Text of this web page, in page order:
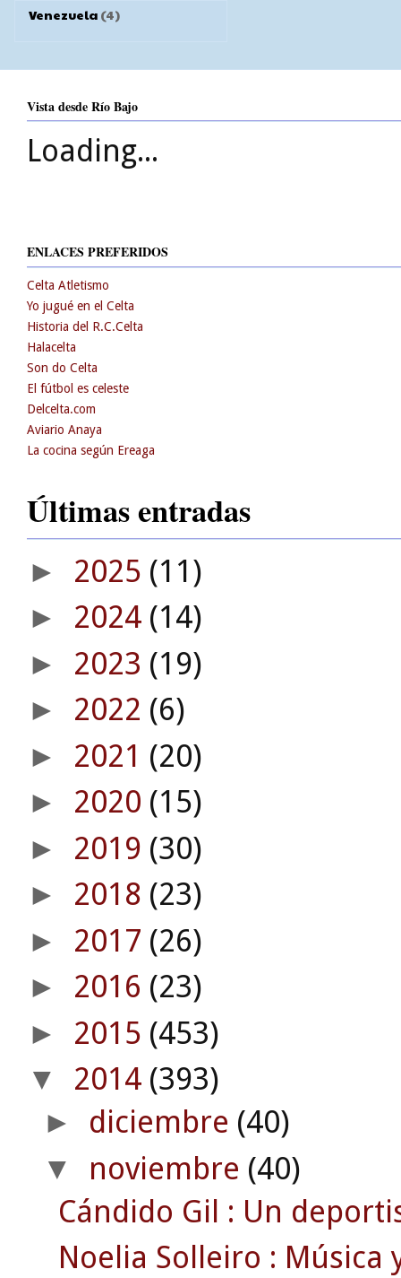
Venezuela (4)
Vista desde Río Bajo
Loading...
ENLACES PREFERIDOS
Celta Atletismo
Yo jugué en el Celta
Historia del R.C.Celta
Halacelta
Son do Celta
El fútbol es celeste
Delcelta.com
Aviario Anaya
La cocina según Ereaga
Últimas entradas
► 2025 (11)
► 2024 (14)
► 2023 (19)
► 2022 (6)
► 2021 (20)
► 2020 (15)
► 2019 (30)
► 2018 (23)
► 2017 (26)
► 2016 (23)
► 2015 (453)
▼ 2014 (393)
► diciembre (40)
▼ noviembre (40)
Cándido Gil : Un
Noelia Solleiro : Música